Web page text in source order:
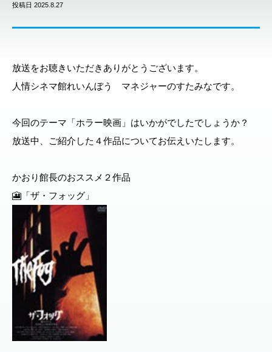
投稿日 2025.8.27
放送をお聴きいただきありがとうございます。
人情シネマ館れいんぼう マネジャーのすたみなです。
今回のテーマ「ホラー映画」はいかがでしたでしょうか？
放送中、ご紹介した４作品についてお伝えいたします。
かおり館長のおススメ２作品
🎦「ザ・フォッグ」